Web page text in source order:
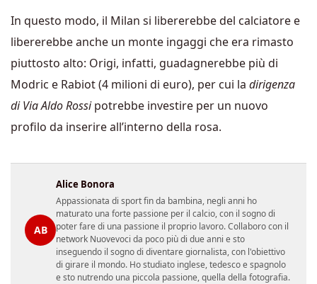
In questo modo, il Milan si libererebbe del calciatore e
libererebbe anche un monte ingaggi che era rimasto
piuttosto alto: Origi, infatti, guadagnerebbe più di
Modric e Rabiot (4 milioni di euro), per cui la dirigenza
di Via Aldo Rossipotrebbe investire per un nuovo
profilo da inserire all’interno della rosa.
AB
Alice Bonora
Appassionata di sport fin da bambina, negli anni ho
maturato una forte passione per il calcio, con il sogno di
poter fare di una passione il proprio lavoro. Collaboro con il
network Nuovevoci da poco più di due anni e sto
inseguendo il sogno di diventare giornalista, con l'obiettivo
di girare il mondo. Ho studiato inglese, tedesco e spagnolo
e sto nutrendo una piccola passione, quella della fotografia.